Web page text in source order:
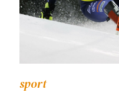
sport